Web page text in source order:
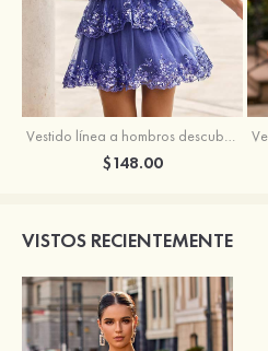
Vestido línea a hombros descubiertos tul corto/mini vestido para homecoming
$148.00
VISTOS RECIENTEMENTE